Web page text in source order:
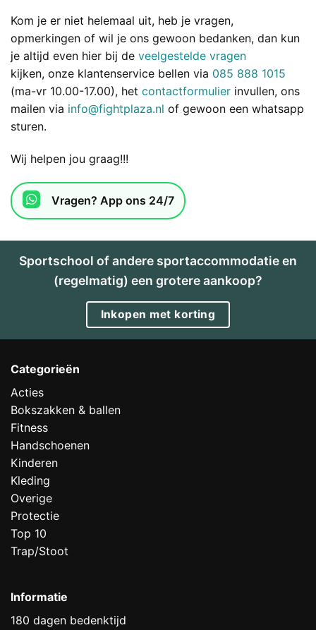
Kom je er niet helemaal uit, heb je vragen,
opmerkingen of wil je ons gewoon bedanken, dan kun
je altijd even hier bij de veelgestelde vragen
kijken, onze klantenservice bellen via 085 888 1015
(ma-vr 10.00-17.00), het contactformulier invullen, ons
mailen via info@fightplaza.nl of gewoon een whatsapp
sturen.
Wij helpen jou graag!!!
Vragen? App ons 24/7
Sportschool of andere sportaccommodatie en
(regelmatig) een grotere aankoop?
Inkopen met korting
Categorieën
Acties
Bokszakken & ballen
Fitness
Handschoenen
Kinderen
Kleding
Overige
Protectie
Top 10
Trap/Stoot
Informatie
180 dagen bedenktijd